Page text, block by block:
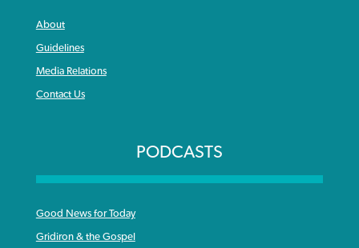
About
Guidelines
Media Relations
Contact Us
PODCASTS
Good News for Today
Gridiron & the Gospel